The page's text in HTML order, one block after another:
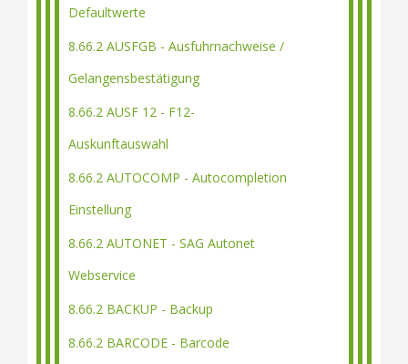
Defaultwerte
8.66.2 AUSFGB - Ausfuhrnachweise /
Gelangensbestätigung
8.66.2 AUSF 12 - F12-
Auskunftauswahl
8.66.2 AUTOCOMP - Autocompletion
Einstellung
8.66.2 AUTONET - SAG Autonet
Webservice
8.66.2 BACKUP - Backup
8.66.2 BARCODE - Barcode